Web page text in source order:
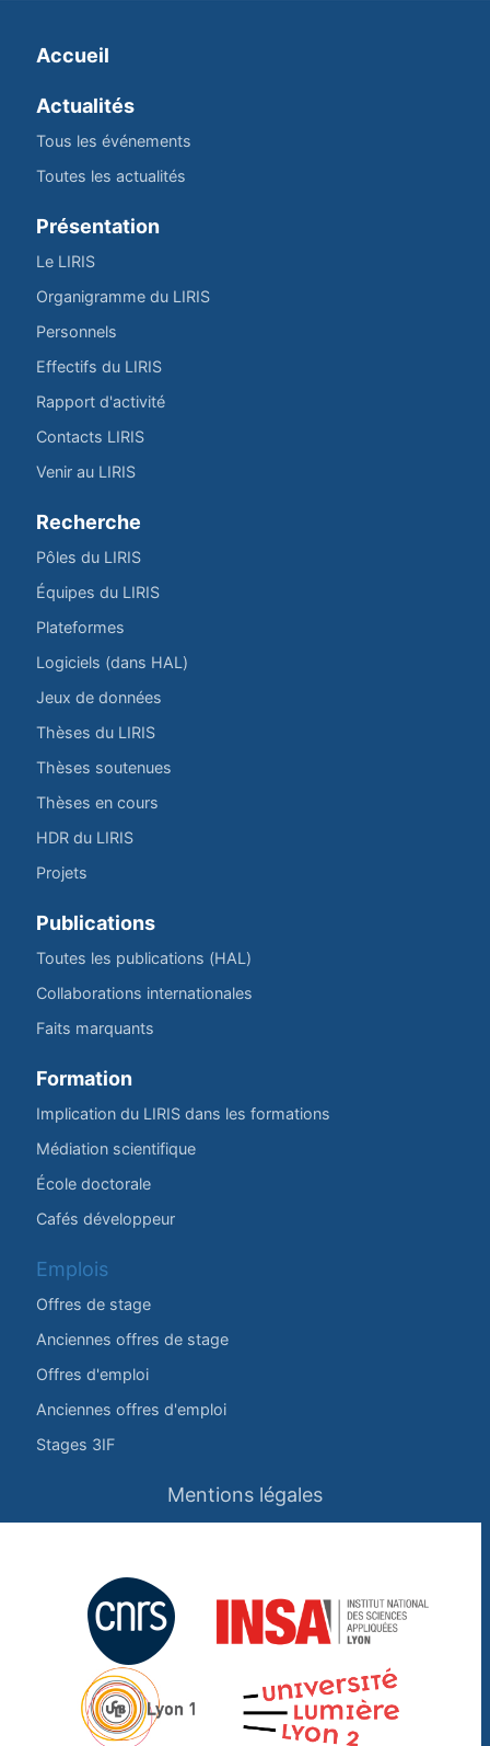
Accueil
Actualités
Tous les événements
Toutes les actualités
Présentation
Le LIRIS
Organigramme du LIRIS
Personnels
Effectifs du LIRIS
Rapport d'activité
Contacts LIRIS
Venir au LIRIS
Recherche
Pôles du LIRIS
Équipes du LIRIS
Plateformes
Logiciels (dans HAL)
Jeux de données
Thèses du LIRIS
Thèses soutenues
Thèses en cours
HDR du LIRIS
Projets
Publications
Toutes les publications (HAL)
Collaborations internationales
Faits marquants
Formation
Implication du LIRIS dans les formations
Médiation scientifique
École doctorale
Cafés développeur
Emplois
Offres de stage
Anciennes offres de stage
Offres d'emploi
Anciennes offres d'emploi
Stages 3IF
Mentions légales